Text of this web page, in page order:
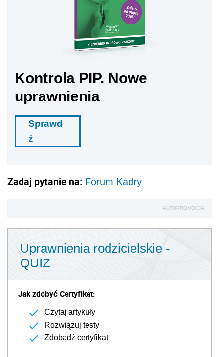
Kontrola PIP. Nowe
uprawnienia
Sprawd
ź
Zadaj pytanie na: Forum Kadry
AUTOPROMOCJA
Uprawnienia rodzicielskie -
QUIZ
Jak zdobyć Certyfikat:
Czytaj artykuły
Rozwiązuj testy
Zdobądź certyfikat